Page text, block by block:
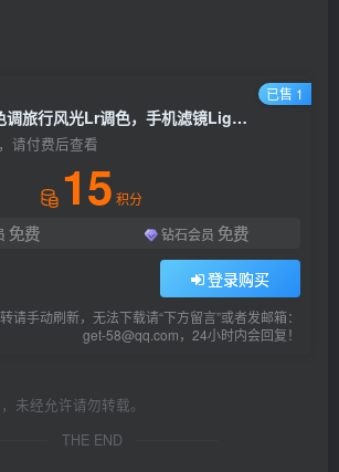
戏剧性电影胶片色调旅行风光Lr调色，手机滤镜Lightroom+PS预设下载！
请付费后查看
15 积分
免费 钻石会员 免费
登录购买
请手动刷新，无法下载请“下方留言”或者发邮箱：
get-58@qq.com，24小时内会回复！
已售 1
未经允许请勿转载。
THE END